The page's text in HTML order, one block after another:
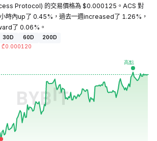
Protocol) 的交易價格為 $0.000125。ACS 對
時內up了 0.45%，過去一週increased了 1.26%，
了 0.06%。
30D 60D
200D
₾0.000120